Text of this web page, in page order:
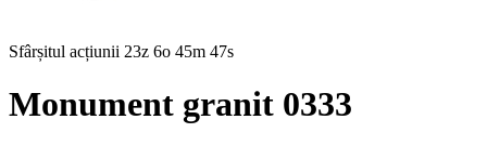
Sfârșitul acțiunii 23z 6o 45m 45s
Monument granit 0333